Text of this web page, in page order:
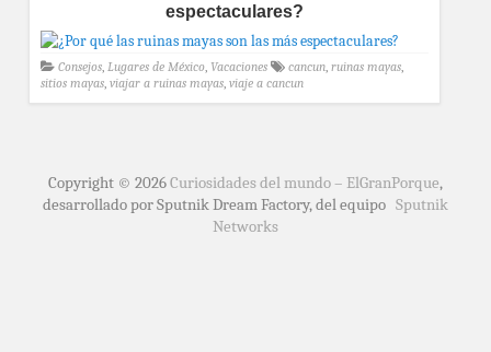
espectaculares?
Consejos, Lugares de México, Vacaciones cancun, ruinas mayas,
sitios mayas, viajar a ruinas mayas, viaje a cancun
Copyright © 2026Curiosidades del mundo – ElGranPorque,
desarrollado por Sputnik Dream Factory, del equipo Sputnik
Networks